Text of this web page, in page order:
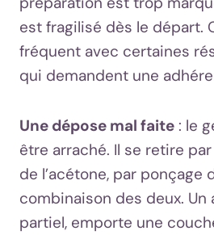
est fragilisé dès le départ.
fréquent avec certaines
qui demandent une
Une dépose mal faite : le
être arraché. Il se retire
de l’acétone, par ponçage
combinaison des deux. Un
partiel, emporte une